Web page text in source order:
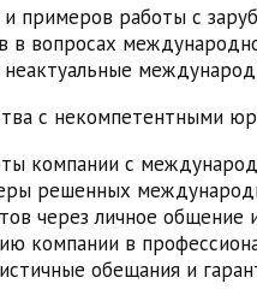
примеров работы с
вопросах
с некомпетентными
компании с
решенных
через личное общение
компании в
обещания и